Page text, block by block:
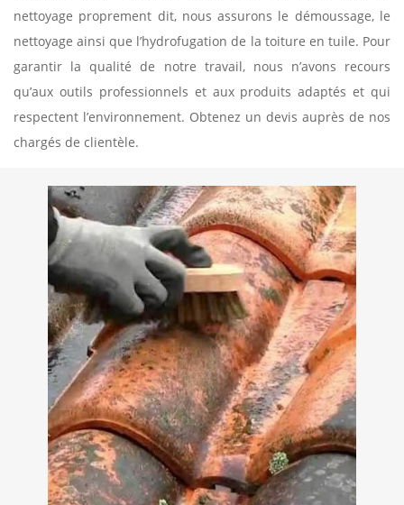
nettoyage proprement dit, nous assurons le démoussage, le
nettoyage ainsi que l’hydrofugation de la toiture en tuile. Pour
garantir la qualité de notre travail, nous n’avons recours
qu’aux outils professionnels et aux produits adaptés et qui
respectent l’environnement. Obtenez un devis auprès de nos
chargés de clientèle.